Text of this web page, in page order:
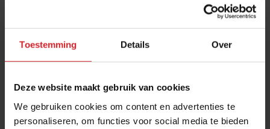
Toestemming Details Over
Deze website maakt gebruik van cookies
We gebruiken cookies om content en advertenties te
personaliseren, om functies voor social media te bieden